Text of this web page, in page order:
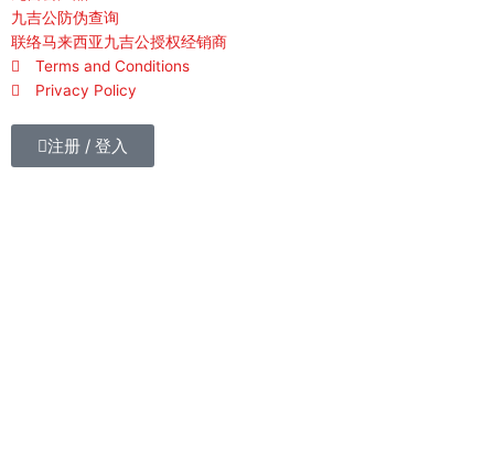
o
k
-
f
e
九吉公防伪查询
联络马来西亚九吉公授权经销商
Terms and Conditions
Privacy Policy
注册 / 登入